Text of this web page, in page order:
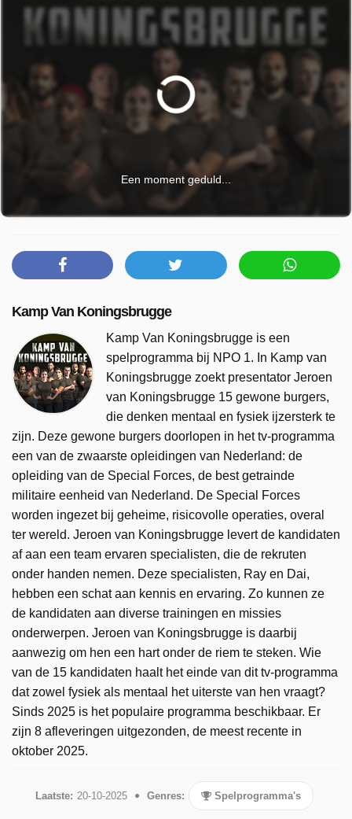
Een moment geduld...
Kamp Van Koningsbrugge
Kamp Van Koningsbrugge is een
spelprogramma bij NPO 1. In Kamp van
Koningsbrugge zoekt presentator Jeroen
van Koningsbrugge 15 gewone burgers,
die denken mentaal en fysiek ijzersterk te
zijn. Deze gewone burgers doorlopen in het tv-programma
een van de zwaarste opleidingen van Nederland: de
opleiding van de Special Forces, de best getrainde
militaire eenheid van Nederland. De Special Forces
worden ingezet bij geheime, risicovolle operaties, overal
ter wereld. Jeroen van Koningsbrugge levert de kandidaten
af aan een team ervaren specialisten, die de rekruten
onder handen nemen. Deze specialisten, Ray en Dai,
hebben een schat aan kennis en ervaring. Zo kunnen ze
de kandidaten aan diverse trainingen en missies
onderwerpen. Jeroen van Koningsbrugge is daarbij
aanwezig om hen een hart onder de riem te steken. Wie
van de 15 kandidaten haalt het einde van dit tv-programma
dat zowel fysiek als mentaal het uiterste van hen vraagt?
Sinds 2025 is het populaire programma beschikbaar. Er
zijn 8 afleveringen uitgezonden, de meest recente in
oktober 2025.
Laatste: 20-10-2025 Genres: Spelprogramma's